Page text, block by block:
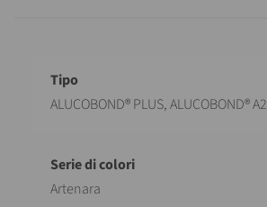
Descrizione
ALUCOBOND® PLUS, ALUCOBOND® A2
Artenara